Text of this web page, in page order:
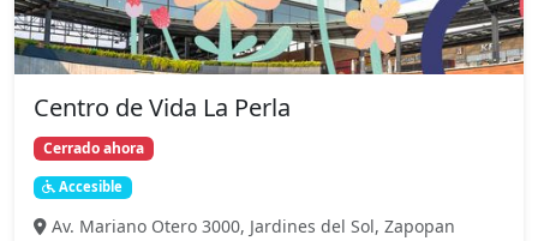
Centro de Vida La Perla
Cerrado ahora
Accesible
Av. Mariano Otero 3000, Jardines del Sol, Zapopan